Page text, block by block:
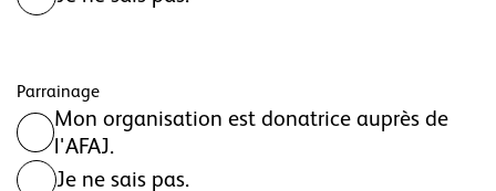
Parrainage
Mon organisation est donatrice auprès de
l'AFAJ.
Je ne sais pas.